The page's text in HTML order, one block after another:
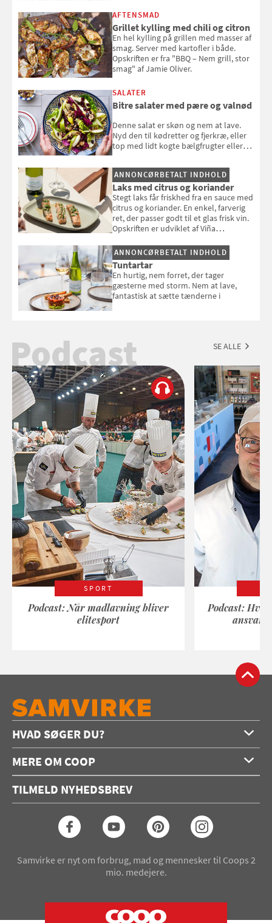
AFTENSMAD
Grillet kylling med chili og citron
En hel kylling på grillen med masser af
smag. Server med kartofler i både.
Opskriften er fra "BBQ – Nem grill, stor
smag" af Jamie Oliver.
SALATER
Bitre salater med pære og valnød
Denne salat er skøn og nem at lave.
Nyd den til kødretter og fjerkræ, eller
top med lidt kogte bælgfrugter eller
selvstændigt måltid. Opskriften er fra
Louisa Lorangs kogebog "Salat".
ANNONCØRBETALT INDHOLD
Laks med citrus og koriander
Stegt laks får friskhed fra en sauce med
citrus og koriander. En enkel, farverig
ret, der passer godt til et glas frisk vin.
Opskriften er udviklet af Viña
ANNONCØRBETALT INDHOLD
Tuntartar
En hurtig, nem forret, der tager
gæsterne med storm. Nem at lave,
fantastisk at sætte tænderne i
Podcast SE ALLE
SPORT
Podcast: Når madlavning bliver
elitesport
Podcast:
HVAD SØGER DU?
Opskrifter
Konkurrencer
Seneste Samvirke-magasin
MERE OM COOP
Annoncering
Coop medlem
TILMELD NYHEDSBREV
Samvirke er nyt om forbrug, mad og mennesker til Coops 2
mio. medejere.